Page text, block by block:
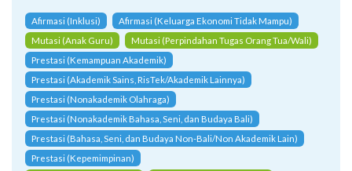
Afirmasi (Inklusi)
Afirmasi (Keluarga Ekonomi Tidak Mampu)
Mutasi (Anak Guru)
Mutasi (Perpindahan Tugas Orang Tua/Wali)
Prestasi (Kemampuan Akademik)
Prestasi (Akademik Sains, RisTek/Akademik Lainnya)
Prestasi (Nonakademik Olahraga)
Prestasi (Nonakademik Bahasa, Seni, dan Budaya Bali)
Prestasi (Bahasa, Seni, dan Budaya Non-Bali/Non Akademik Lain)
Prestasi (Kepemimpinan)